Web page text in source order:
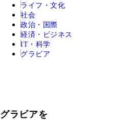
ライフ・文化
社会
政治・国際
経済・ビジネス
IT・科学
グラビア
グラビアを